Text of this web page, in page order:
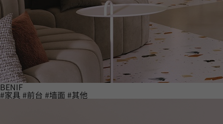
BENIF
#家具 #前台 #墙面 #其他